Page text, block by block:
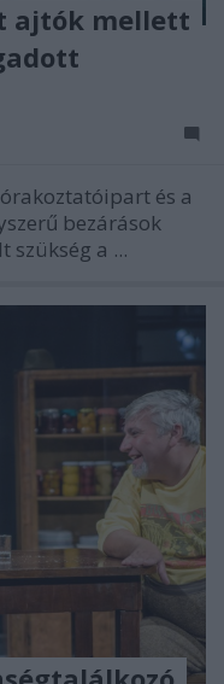
ajtók mellett
és a
bezárások
a ...